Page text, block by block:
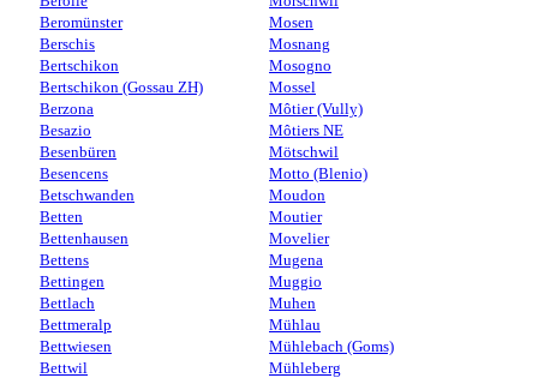
Beromünster
Berschis
Bertschikon
Bertschikon (Gossau ZH)
Berzona
Besazio
Besenbüren
Besencens
Betschwanden
Betten
Bettenhausen
Bettens
Bettingen
Bettlach
Bettmeralp
Bettwiesen
Bettwil
Mosen
Mosnang
Mosogno
Mossel
Môtier (Vully)
Môtiers NE
Mötschwil
Motto (Blenio)
Moudon
Moutier
Movelier
Mugena
Muggio
Muhen
Mühlau
Mühlebach (Goms)
Mühleberg